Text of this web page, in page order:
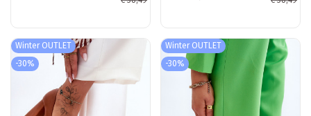
Winter OUTLET
-30%
Winter OUTLET
-30%